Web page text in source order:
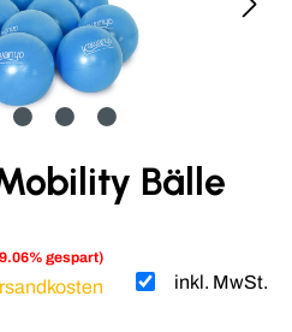
Bälle
gespart)
inkl. MwSt.